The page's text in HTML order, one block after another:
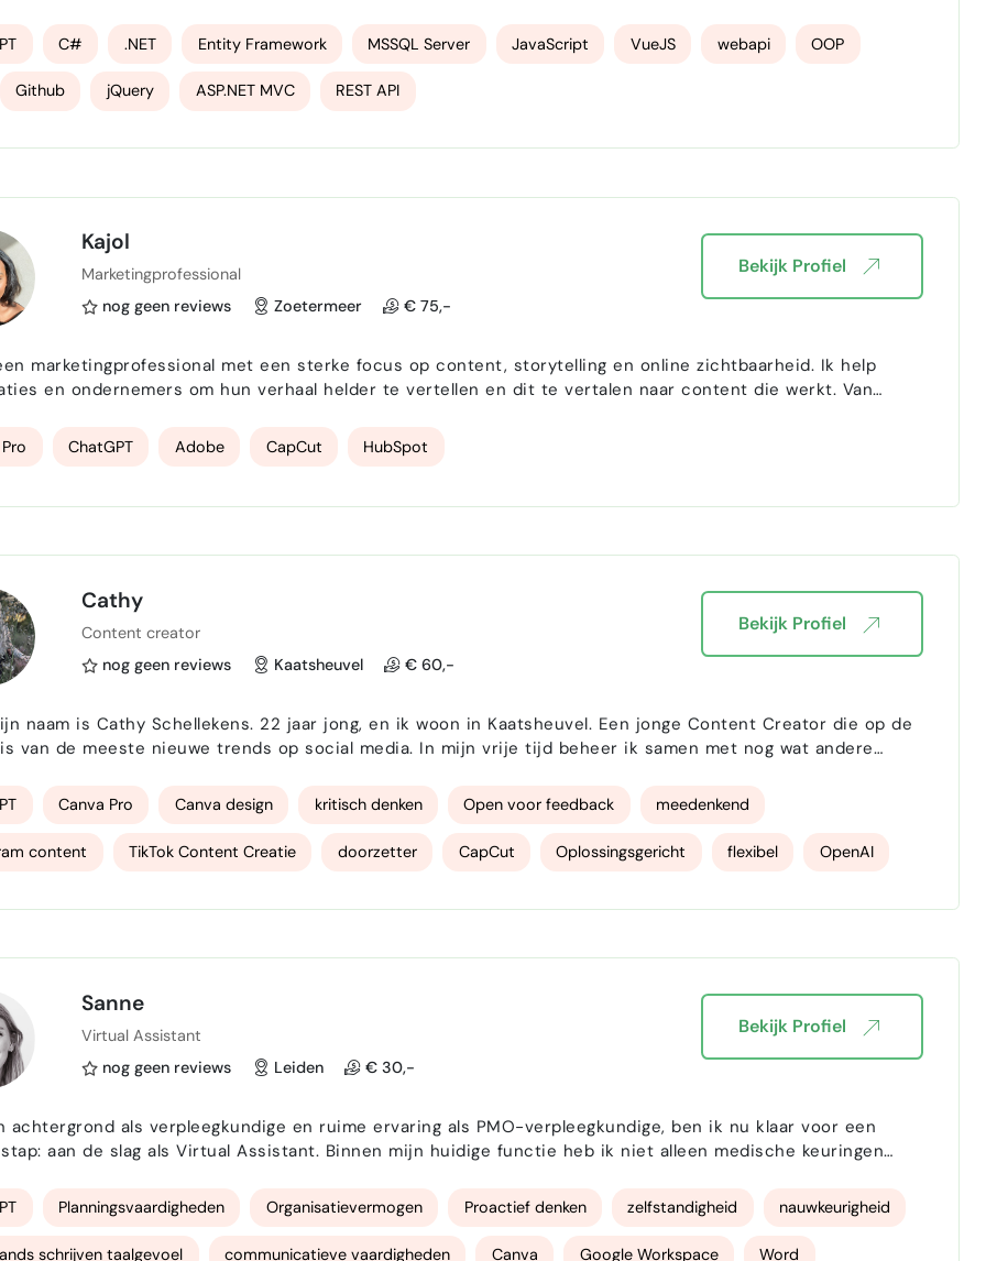
maar is later merkbaar geraakt door Google-updates, waardoor de fo…
C# .NET Entity Framework MSSQL Server JavaScript VueJS webapi OOP
Github jQuery ASP.NET MVC REST API
Kajol
Marketingprofessional
nog geen reviews
Zoetermeer € 75,-
marketingprofessional met een sterke focus op content, storytelling en online zichtbaarheid. Ik help
en ondernemers om hun verhaal helder te vertellen en dit te vertalen naar content die werkt. Van
Ik werk met platforms als LinkedIn, Instagram en Faceb…
ChatGPT Adobe CapCut HubSpot
Bekijk Profiel
Cathy
Content creator
nog geen reviews
Kaatsheuvel € 60,-
naam is Cathy Schellekens. 22 jaar jong, en ik woon in Kaatsheuvel. Een jonge Content Creator die op de
meeste nieuwe trends op social media. In mijn vrije tijd beheer ik samen met nog wat andere
en ik merk dat ik ier super gelukkig van wordt om te …
Canva Pro Canva design kritisch denken Open voor feedback meedenkend
content TikTok Content Creatie doorzetter CapCut Oplossingsgericht flexibel OpenAI
Bekijk Profiel
Sanne
Virtual Assistant
nog geen reviews
Leiden € 30,-
achtergrond als verpleegkundige en ruime ervaring als PMO-verpleegkundige, ben ik nu klaar voor een
aan de slag als Virtual Assistant. Binnen mijn huidige functie heb ik niet alleen medische keuringen
heb ik mijn talent voor plannen, structureren en organiser…
Planningsvaardigheden Organisatievermogen Proactief denken zelfstandigheid nauwkeurigheid
schrijven taalgevoel communicatieve vaardigheden Canva Google Workspace Word
Bekijk Profiel